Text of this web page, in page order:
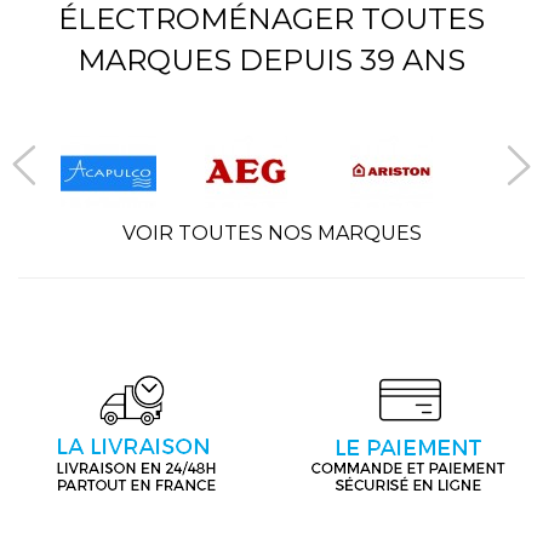
ÉLECTROMÉNAGER TOUTES
MARQUES DEPUIS 39 ANS
VOIR TOUTES NOS MARQUES